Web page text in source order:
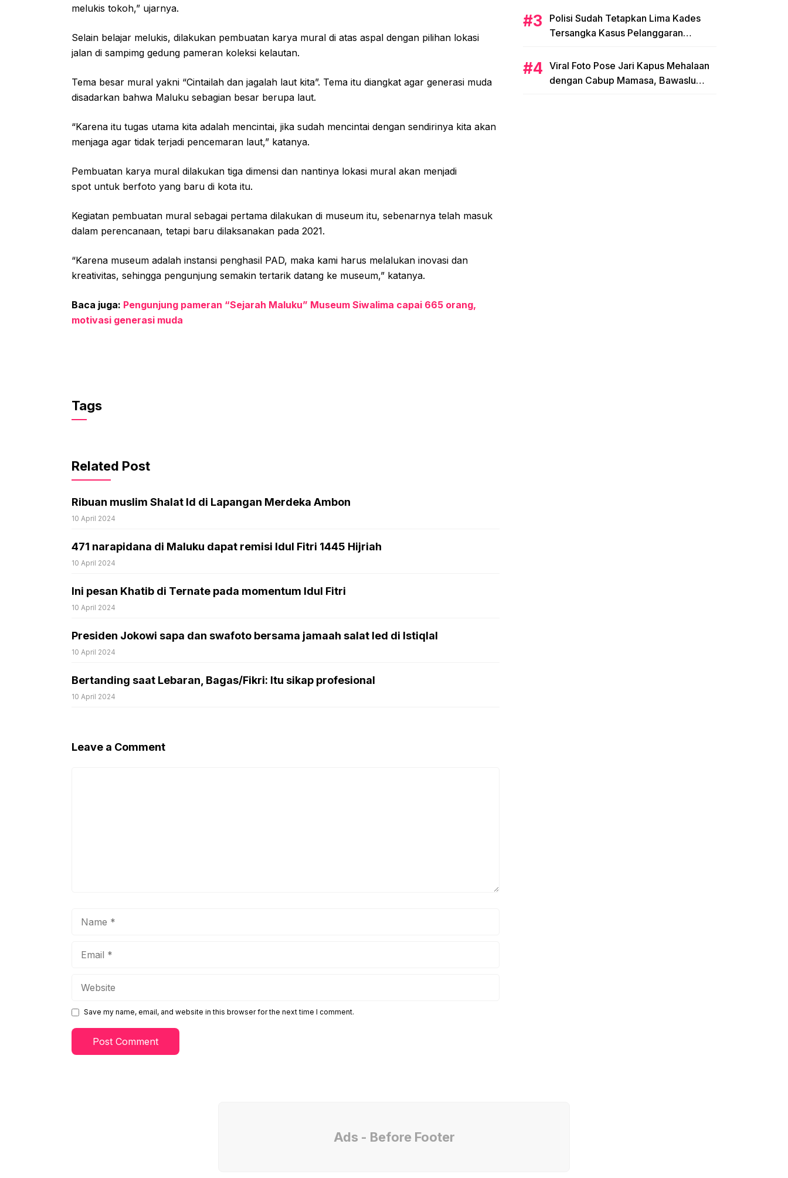
melukis tokoh,” ujarnya.
Selain belajar melukis, dilakukan pembuatan karya mural di atas aspal dengan pilihan lokasi
jalan di sampimg gedung pameran koleksi kelautan.
Tema besar mural yakni “Cintailah dan jagalah laut kita”. Tema itu diangkat agar generasi muda
disadarkan bahwa Maluku sebagian besar berupa laut.
“Karena itu tugas utama kita adalah mencintai, jika sudah mencintai dengan sendirinya kita akan
menjaga agar tidak terjadi pencemaran laut,” katanya.
Pembuatan karya mural dilakukan tiga dimensi dan nantinya lokasi mural akan menjadi
spot untuk berfoto yang baru di kota itu.
Kegiatan pembuatan mural sebagai pertama dilakukan di museum itu, sebenarnya telah masuk
dalam perencanaan, tetapi baru dilaksanakan pada 2021.
“Karena museum adalah instansi penghasil PAD, maka kami harus melalukan inovasi dan
kreativitas, sehingga pengunjung semakin tertarik datang ke museum,” katanya.
Baca juga: Pengunjung pameran “Sejarah Maluku” Museum Siwalima capai 665 orang,
motivasi generasi muda
Tags
Related Post
Ribuan muslim Shalat Id di Lapangan Merdeka Ambon
10 April 2024
471 narapidana di Maluku dapat remisi Idul Fitri 1445 Hijriah
10 April 2024
Ini pesan Khatib di Ternate pada momentum Idul Fitri
10 April 2024
Presiden Jokowi sapa dan swafoto bersama jamaah salat Ied di Istiqlal
10 April 2024
Bertanding saat Lebaran, Bagas/Fikri: Itu sikap profesional
10 April 2024
Leave a Comment
Save my name, email, and website in this browser for the next time I comment.
Polisi Sudah Tetapkan Lima Kades
Tersangka Kasus Pelanggaran
Viral Foto Pose Jari Kapus Mehalaan
dengan Cabup Mamasa, Bawaslu
Ads - Before Footer